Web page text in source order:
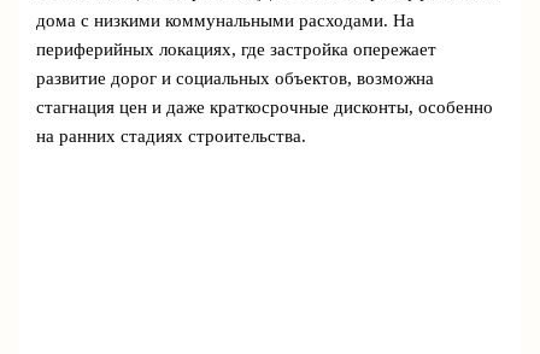
дома с низкими коммунальными расходами. На
периферийных локациях, где застройка опережает
развитие дорог и социальных объектов, возможна
стагнация цен и даже краткосрочные дисконты, особенно
на ранних стадиях строительства.